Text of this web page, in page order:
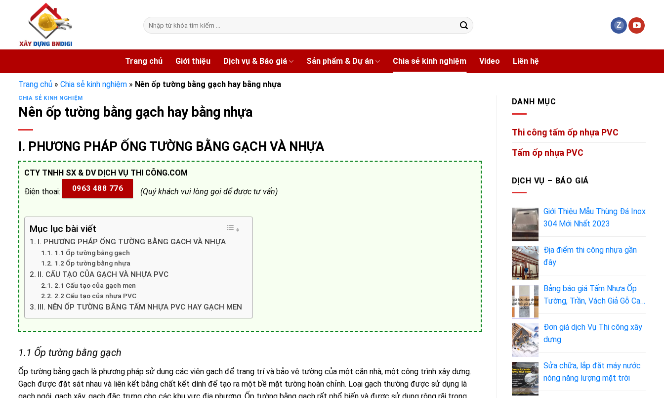
Tìm
kiếm:
Trang chủ Giới thiệu Dịch vụ & Báo giá Sản phẩm & Dự án Chia sẻ kinh nghiệm Video Liên hệ
Trang chủ » Chia sẻ kinh nghiệm » Nên ốp tường bằng gạch hay bằng nhựa
CHIA SẺ KINH NGHIỆM
Nên ốp tường bằng gạch hay bằng nhựa
I. PHƯƠNG PHÁP ỐNG TƯỜNG BẰNG GẠCH VÀ NHỰA
CTY TNHH SX & DV DỊCH VỤ THI CÔNG.COM
Điện thoại: 0963 488 776 (Quý khách vui lòng gọi để được tư vấn)
Mục lục bài viết
I. PHƯƠNG PHÁP ỐNG TƯỜNG BẰNG GẠCH VÀ NHỰA
1.1 Ốp tường bằng gạch
1.2 Ốp tường bằng nhựa
II. CẤU TẠO CỦA GẠCH VÀ NHỰA PVC
2.1 Cấu tạo của gạch men
2.2 Cấu tạo của nhựa PVC
III. NÊN ỐP TƯỜNG BẰNG TẤM NHỰA PVC HAY GẠCH MEN
1.1 Ốp tường bằng gạch
Ốp tường bằng gạch là phương pháp sử dụng các viên gạch để trang trí và bảo vệ tường của một căn nhà, một công trình xây dựng.
Gạch được đặt sát nhau và liên kết bằng chất kết dính để tạo ra một bề mặt tường hoàn chỉnh. Loại gạch thường được sử dụng là
DANH MỤC
Thi công tấm ốp nhựa PVC
Tấm ốp nhựa PVC
DỊCH VỤ – BÁO GIÁ
Giới Thiệu Mẫu Thùng Đá Inox
304 Mới Nhất 2023
Địa điểm thi công nhựa gần
đây
Bảng báo giá Tấm Nhựa Ốp
Tường, Trần, Vách Giả Gỗ Cao
Đơn giá dịch Vụ Thi công xây
dựng
Sửa chữa, lắp đặt máy nước
nóng năng lượng mặt trời